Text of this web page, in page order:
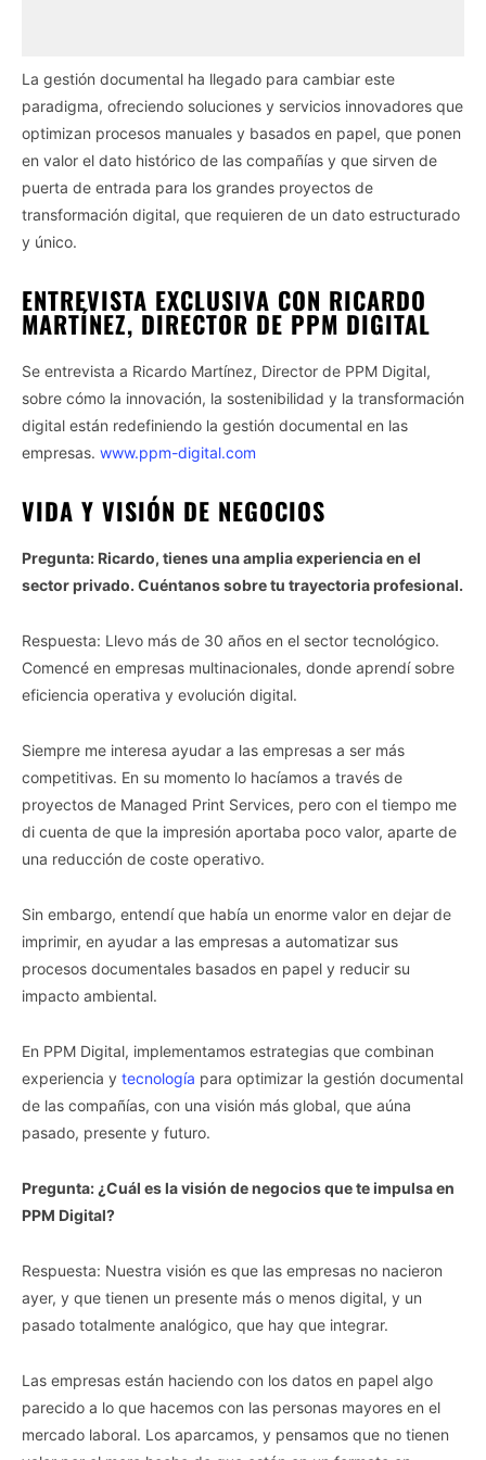
La gestión documental ha llegado para cambiar este
paradigma, ofreciendo soluciones y servicios innovadores que
optimizan procesos manuales y basados en papel, que ponen
en valor el dato histórico de las compañías y que sirven de
puerta de entrada para los grandes proyectos de
transformación digital, que requieren de un dato estructurado
y único.
ENTREVISTA EXCLUSIVA CON RICARDO
MARTÍNEZ, DIRECTOR DE PPM DIGITAL
Se entrevista a Ricardo Martínez, Director de PPM Digital,
sobre cómo la innovación, la sostenibilidad y la transformación
digital están redefiniendo la gestión documental en las
empresas. www.ppm-digital.com
VIDA Y VISIÓN DE NEGOCIOS
Pregunta: Ricardo, tienes una amplia experiencia en el
sector privado. Cuéntanos sobre tu trayectoria profesional.
Respuesta: Llevo más de 30 años en el sector tecnológico.
Comencé en empresas multinacionales, donde aprendí sobre
eficiencia operativa y evolución digital.
Siempre me interesa ayudar a las empresas a ser más
competitivas. En su momento lo hacíamos a través de
proyectos de Managed Print Services, pero con el tiempo me
di cuenta de que la impresión aportaba poco valor, aparte de
una reducción de coste operativo.
Sin embargo, entendí que había un enorme valor en dejar de
imprimir, en ayudar a las empresas a automatizar sus
procesos documentales basados en papel y reducir su
impacto ambiental.
En PPM Digital, implementamos estrategias que combinan
experiencia y tecnología para optimizar la gestión documental
de las compañías, con una visión más global, que aúna
pasado, presente y futuro.
Pregunta: ¿Cuál es la visión de negocios que te impulsa en
PPM Digital?
Respuesta: Nuestra visión es que las empresas no nacieron
ayer, y que tienen un presente más o menos digital, y un
pasado totalmente analógico, que hay que integrar.
Las empresas están haciendo con los datos en papel algo
parecido a lo que hacemos con las personas mayores en el
mercado laboral. Los aparcamos, y pensamos que no tienen